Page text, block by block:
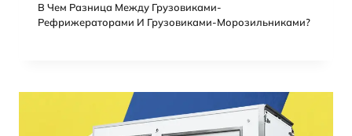
В Чем Разница Между Грузовиками-
Рефрижераторами И Грузовиками-Морозильниками?